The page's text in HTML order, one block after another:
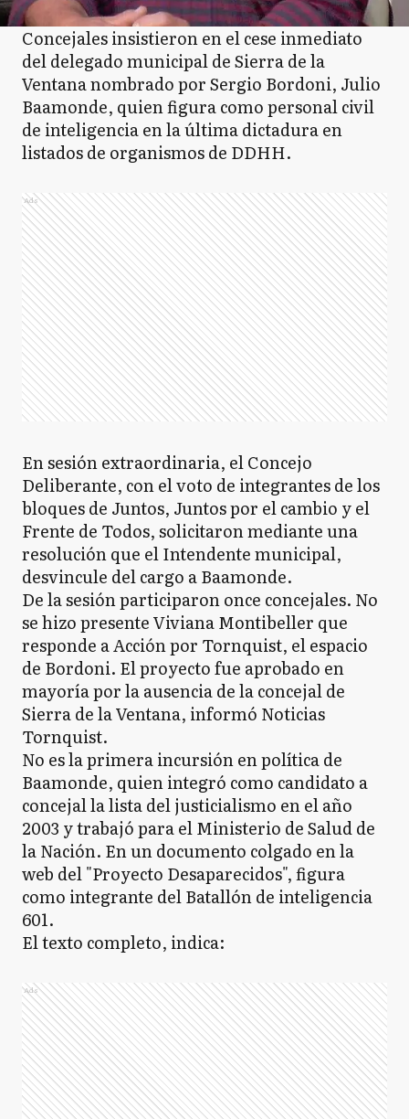
Concejales insistieron en el cese inmediato
del delegado municipal de Sierra de la
Ventana nombrado por Sergio Bordoni, Julio
Baamonde, quien figura como personal civil
de inteligencia en la última dictadura en
listados de organismos de DDHH.
Ads
En sesión extraordinaria, el Concejo
Deliberante, con el voto de integrantes de los
bloques de Juntos, Juntos por el cambio y el
Frente de Todos, solicitaron mediante una
resolución que el Intendente municipal,
desvincule del cargo a Baamonde.
De la sesión participaron once concejales. No
se hizo presente Viviana Montibeller que
responde a Acción por Tornquist, el espacio
de Bordoni. El proyecto fue aprobado en
mayoría por la ausencia de la concejal de
Sierra de la Ventana, informó Noticias
Tornquist.
No es la primera incursión en política de
Baamonde, quien integró como candidato a
concejal la lista del justicialismo en el año
2003 y trabajó para el Ministerio de Salud de
la Nación. En un documento colgado en la
web del "Proyecto Desaparecidos", figura
como integrante del Batallón de inteligencia
601.
El texto completo, indica:
Ads